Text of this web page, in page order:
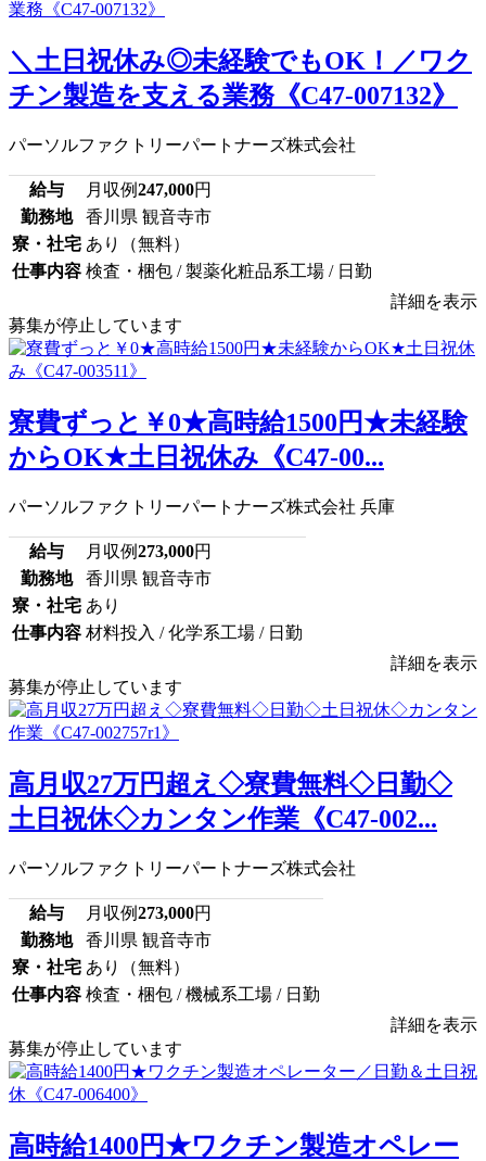
＼土日祝休み◎未経験でもOK！／ワク
チン製造を支える業務《C47-007132》
パーソルファクトリーパートナーズ株式会社
給与 月収例247,000円
勤務地
香川県 観音寺市
寮・社宅 あり（無料）
仕事内容 検査・梱包 / 製薬化粧品系工場 / 日勤
詳細を表示
募集が停止しています
寮費ずっと￥0★高時給1500円★未経験
からOK★土日祝休み《C47-00...
パーソルファクトリーパートナーズ株式会社 兵庫
給与 月収例273,000円
勤務地
香川県 観音寺市
寮・社宅 あり
仕事内容 材料投入 / 化学系工場 / 日勤
詳細を表示
募集が停止しています
高月収27万円超え◇寮費無料◇日勤◇
土日祝休◇カンタン作業《C47-002...
パーソルファクトリーパートナーズ株式会社
給与 月収例273,000円
勤務地
香川県 観音寺市
寮・社宅 あり（無料）
仕事内容 検査・梱包 / 機械系工場 / 日勤
詳細を表示
募集が停止しています
高時給1400円★ワクチン製造オペレー